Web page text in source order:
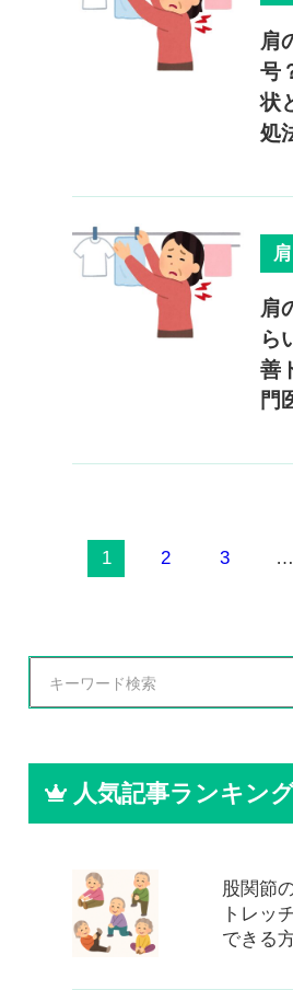
肩
号
状
処
肩
肩
ら
善
門
1 2 3 …
人気記事ランキン
股関節
トレッ
できる